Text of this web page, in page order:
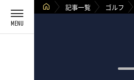
記事一覧 ゴルフ